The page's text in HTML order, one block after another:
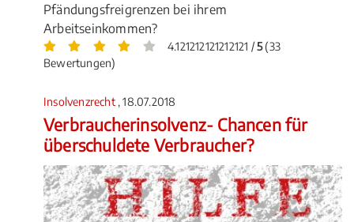
Pfändungsfreigrenzen bei ihrem
Arbeitseinkommen?
4.121212121212121 /5(33
Bewertungen)
Insolvenzrecht , 18.07.2018
Verbraucherinsolvenz- Chancen für
überschuldete Verbraucher?